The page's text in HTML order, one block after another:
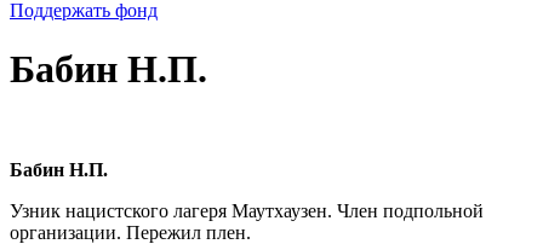
Поддержать фонд
Бабин Н.П.
Бабин Н.П.
Узник нацистского лагеря Маутхаузен. Член подпольной
организации. Пережил плен.